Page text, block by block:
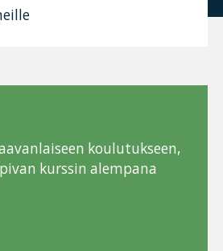
koulutukseen,
kurssin alempana